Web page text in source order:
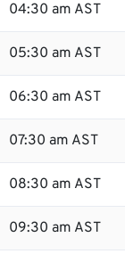
04:30 am AST
05:30 am AST
06:30 am AST
07:30 am AST
08:30 am AST
09:30 am AST